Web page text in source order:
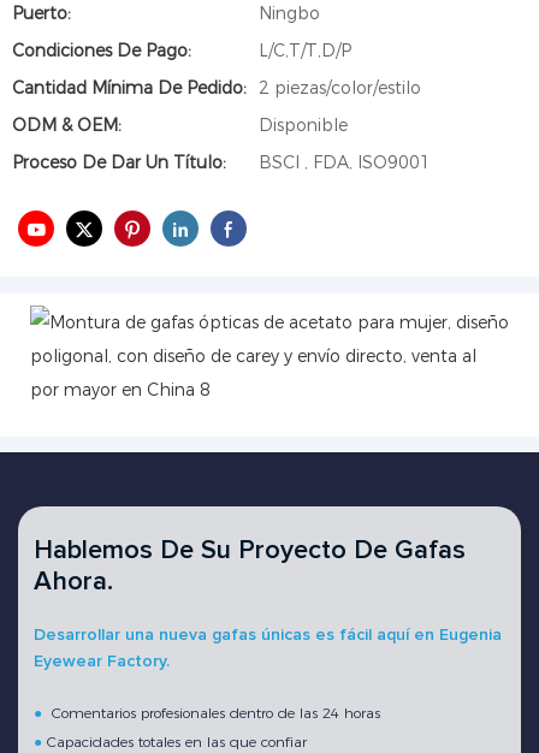
Puerto:
Ningbo
Condiciones De Pago:
L/C,T/T,D/P
Cantidad Mínima De Pedido:
2 piezas/color/estilo
ODM & OEM:
Disponible
Proceso De Dar Un Título:
BSCI , FDA, ISO9001
Hablemos De Su Proyecto De Gafas
Ahora.
Desarrollar una nueva gafas únicas es fácil aquí en Eugenia
Eyewear Factory.
● Comentarios profesionales dentro de las 24 horas
●Capacidades totales en las que confiar